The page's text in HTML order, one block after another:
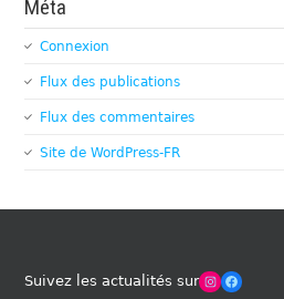
Méta
Connexion
Flux des publications
Flux des commentaires
Site de WordPress-FR
Suivez les actualités surWinches Club OfficielFacebook